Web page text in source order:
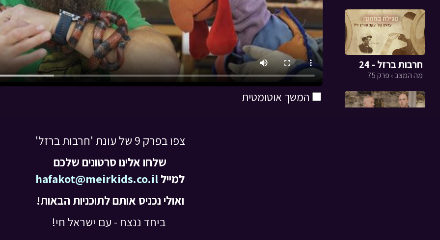
המשך אוטומטית
חרבות ברזל - 24
מה המצב › פרק 75
צפו בפרק 9 של עונת 'חרבות ברזל'
שלחו אלינו סרטונים שלכם
למיילhafakot@meirkids.co.il
ואולי נכניס אותם לתוכניות הבאות!
ביחד ננצח - עם ישראל חי!